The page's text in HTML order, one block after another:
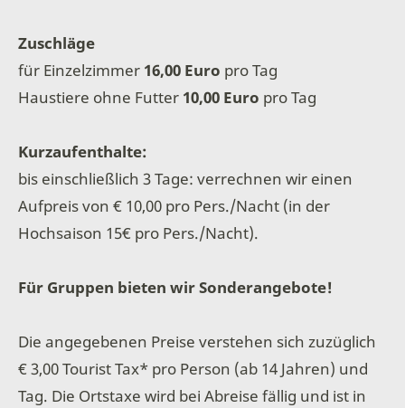
Zuschläge
für Einzelzimmer 16,00 Euro pro Tag
Haustiere ohne Futter 10,00 Euro pro Tag
Kurzaufenthalte:
bis einschließlich 3 Tage: verrechnen wir einen
Aufpreis von € 10,00 pro Pers./Nacht (in der
Hochsaison 15€ pro Pers./Nacht).
Für Gruppen bieten wir Sonderangebote!
Die angegebenen Preise verstehen sich zuzüglich
€ 3,00 Tourist Tax* pro Person (ab 14 Jahren) und
Tag. Die Ortstaxe wird bei Abreise fällig und ist in